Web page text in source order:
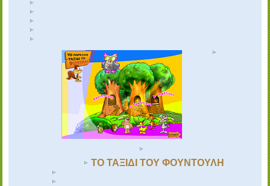
ΤΟ ΤΑΞΙΔΙ ΤΟΥ ΦΟΥΝΤΟΥΛΗ